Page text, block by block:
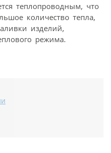
теплопроводным, что
количество тепла,
изделий,
режима.